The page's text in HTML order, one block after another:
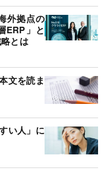
外拠点の
ERP」と
とは
文を読ま
い人」に